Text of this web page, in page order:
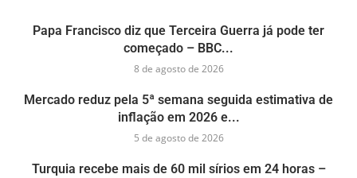
Papa Francisco diz que Terceira Guerra já pode ter
começado – BBC...
8 de agosto de 2026
Mercado reduz pela 5ª semana seguida estimativa de
inflação em 2026 e...
5 de agosto de 2026
Turquia recebe mais de 60 mil sírios em 24 horas –